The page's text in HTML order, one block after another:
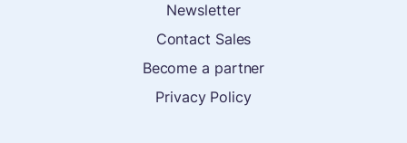
Newsletter
Contact Sales
Become a partner
Privacy Policy